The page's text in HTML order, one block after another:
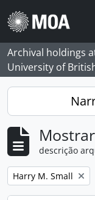
Skip to main content
Archival holdings
University of
descrição
Remove filter:
Harry M. Small